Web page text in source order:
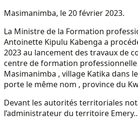
Masimanimba, le 20 février 2023.
La Ministre de la Formation
Antoinette Kipulu Kabenga a
2023 au lancement des travaux de
centre de formation
Masimanimba , village Katika dans
porte le même nom , province du
Devant les autorités territoriales
l’administrateur du territoire